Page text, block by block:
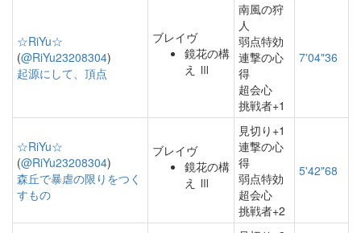
☆RiYu☆
(@RiYu23208304)
起源にして、頂点
ブレイヴ
鏡花の構
え Ⅲ
南風の狩
人
弱点特効
連撃の心
得
超会心
挑戦者+1
7'04"36
☆RiYu☆
(@RiYu23208304)
森丘で暴虐の限りをつく
すもの
ブレイヴ
鏡花の構
え Ⅲ
見切り+1
連撃の心
得
弱点特効
超会心
挑戦者+2
5'42"68